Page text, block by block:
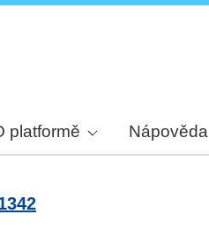
platformě Nápověda